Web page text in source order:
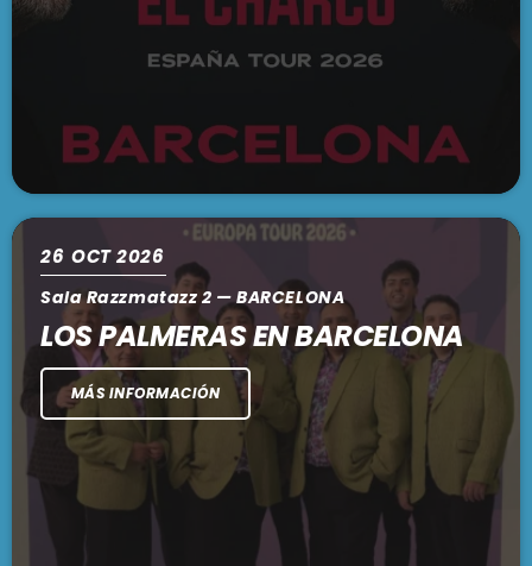
26 OCT 2026
Sala Razzmatazz 2 — BARCELONA
LOS PALMERAS EN BARCELONA
MÁS INFORMACIÓN